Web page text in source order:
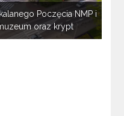
Poczęcia NMP i
oraz krypt